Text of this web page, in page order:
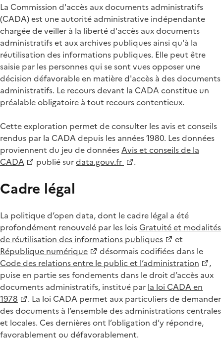
La Commission d'accès aux documents administratifs
(CADA) est une autorité administrative indépendante
chargée de veiller à la liberté d'accès aux documents
administratifs et aux archives publiques ainsi qu'à la
réutilisation des informations publiques. Elle peut être
saisie par les personnes qui se sont vues opposer une
décision défavorable en matière d'accès à des documents
administratifs. Le recours devant la CADA constitue un
préalable obligatoire à tout recours contentieux.
Cette exploration permet de consulter les avis et conseils
rendus par la CADA depuis les années 1980. Les données
proviennent du jeu de donnéesAvis et conseils de la
CADA
publié surdata.gouv.fr .
Cadre légal
La politique d’open data, dont le cadre légal a été
profondément renouvelé par les loisGratuité et modalités
de réutilisation des informations publiques
et
République numérique
désormais codifiées dans le
Code des relations entre le public et l’administration
,
puise en partie ses fondements dans le droit d’accès aux
documents administratifs, institué par la loi CADA en
1978
. La loi CADA permet aux particuliers de demander
des documents à l’ensemble des administrations centrales
et locales. Ces dernières ont l’obligation d’y répondre,
favorablement ou défavorablement.